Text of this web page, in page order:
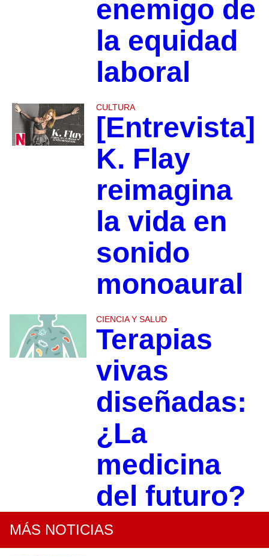
enemigo de
la equidad
laboral
CULTURA
[Entrevista]
K. Flay
reimagina
la vida en
sonido
monoaural
CIENCIA Y SALUD
Terapias
vivas
diseñadas:
¿La
medicina
del futuro?
MÁS NOTICIAS